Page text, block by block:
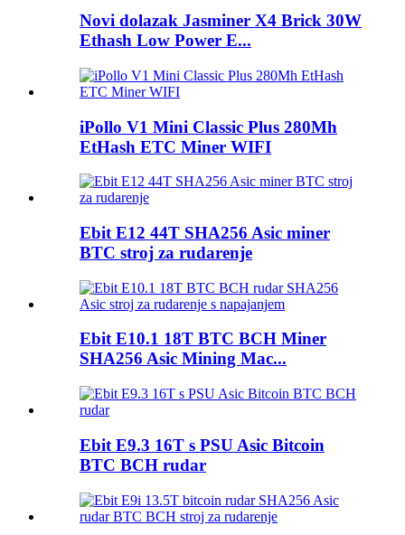
Novi dolazak Jasminer X4 Brick 30W
Ethash Low Power E...
iPollo V1 Mini Classic Plus 280Mh
EtHash ETC Miner WIFI
Ebit E12 44T SHA256 Asic miner
BTC stroj za rudarenje
Ebit E10.1 18T BTC BCH Miner
SHA256 Asic Mining Mac...
Ebit E9.3 16T s PSU Asic Bitcoin
BTC BCH rudar